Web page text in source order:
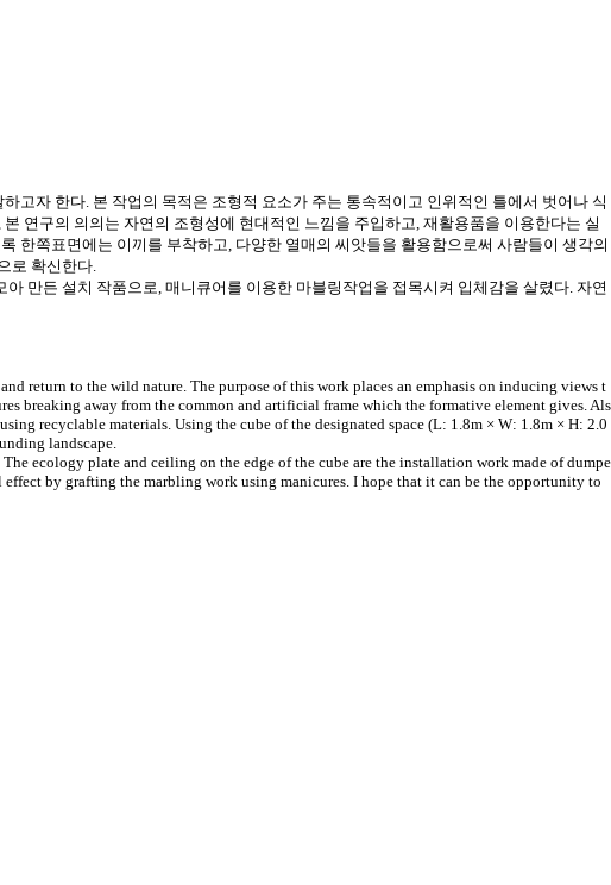
하고자 한다. 본 작업의 목적은 조형적 요소가 주는 통속적이고 인위적인 틀에서 벗어나 식
본 연구의 의의는 자연의 조형성에 현대적인 느낌을 주입하고, 재활용품을 이용한다는 실
한쪽표면에는 이끼를 부착하고, 다양한 열매의 씨앗들을 활용함으로써 사람들이 생각의
로 확신한다.
아 만든 설치 작품으로, 매니큐어를 이용한 마블링작업을 접목시켜 입체감을 살렸다. 자연
return to the wild nature. The purpose of this work places an emphasis on inducing views t
breaking away from the common and artificial frame which the formative element gives. Als
recyclable materials. Using the cube of the designated space (L: 1.8m × W: 1.8m × H: 2.0
landscape.
ecology plate and ceiling on the edge of the cube are the installation work made of dumpe
by grafting the marbling work using manicures. I hope that it can be the opportunity to